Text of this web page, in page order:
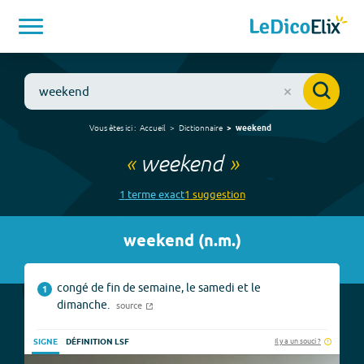
Vous êtes ici : Accueil Dictionnaire weekend
« weekend»
1 termeexact1 suggestion
weekend (n.m.)
1
congé de fin de semaine, le samedi et le
dimanche.
source
SIGNE DÉFINITION LSF Il y a un souci ?